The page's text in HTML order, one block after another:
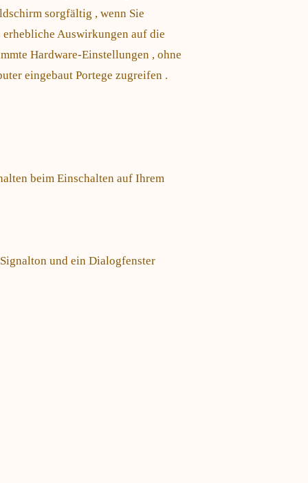
sorgfältig , wenn Sie
Auswirkungen auf die
Hardware-Einstellungen , ohne
eingebaut Portege zugreifen .
beim Einschalten auf Ihrem
und ein Dialogfenster